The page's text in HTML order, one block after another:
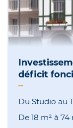
déficit
Du Studio au
De 18 m² à 74